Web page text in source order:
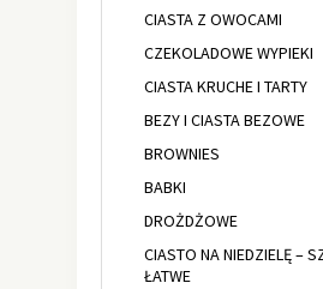
CIASTA Z OWOCAMI
CZEKOLADOWE WYPIEKI
CIASTA KRUCHE I TARTY
BEZY I CIASTA BEZOWE
BROWNIES
BABKI
DROŻDŻOWE
CIASTO NA NIEDZIELĘ –
ŁATWE